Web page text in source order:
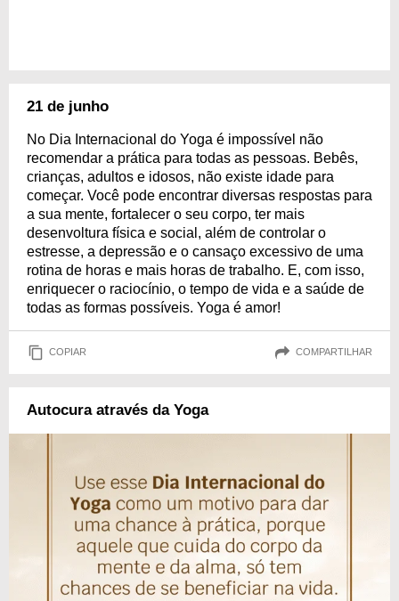
21 de junho
No Dia Internacional do Yoga é impossível não
recomendar a prática para todas as pessoas. Bebês,
crianças, adultos e idosos, não existe idade para
começar. Você pode encontrar diversas respostas para
a sua mente, fortalecer o seu corpo, ter mais
desenvoltura física e social, além de controlar o
estresse, a depressão e o cansaço excessivo de uma
rotina de horas e mais horas de trabalho. E, com isso,
enriquecer o raciocínio, o tempo de vida e a saúde de
todas as formas possíveis. Yoga é amor!
COPIAR COMPARTILHAR
Autocura através da Yoga